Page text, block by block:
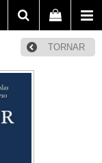
TORNAR